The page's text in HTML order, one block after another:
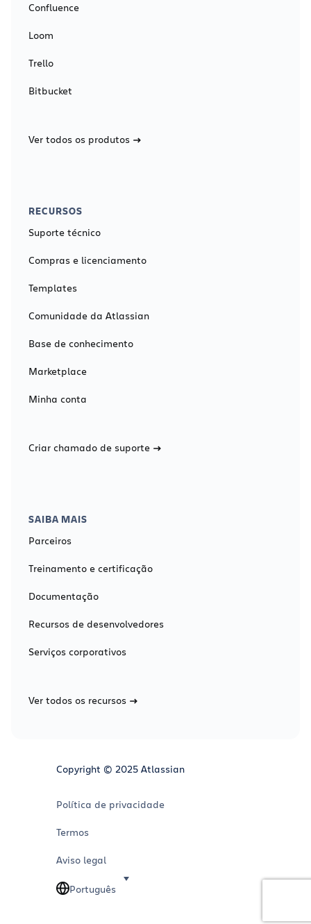
Confluence
Loom
Trello
Bitbucket
Ver todos os produtos
RECURSOS
Suporte técnico
Compras e licenciamento
Templates
Comunidade da Atlassian
Base de conhecimento
Marketplace
Minha conta
Criar chamado de suporte
SAIBA MAIS
Parceiros
Treinamento e certificação
Documentação
Recursos de desenvolvedores
Serviços corporativos
Ver todos os recursos
Copyright © 2025 Atlassian
Política de privacidade
Termos
Aviso legal